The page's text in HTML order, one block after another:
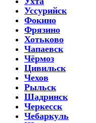
Уссурийск
Фокино
Фрязино
Хотьково
Чапаевск
Чёрмоз
Цивильск
Чехов
Рыльск
Шадринск
Черкесск
Чебаркуль